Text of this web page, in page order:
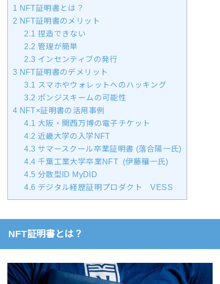
1 NFT証明書とは？
2 NFT証明書のメリット
2.1 捏造できない
2.2 管理が簡単
2.3 インセンティブの発行
3 NFT証明書のデメリット
3.1 スマホやウォレットへのハッキング
3.2 ポンジスキームの可能性
4 NFT×証明書の活用事例
4.1 大阪・関西万博の電子チケット
4.2 近畿大学の入学NFT
4.3 サマースクール卒業証明書 (落合陽一氏)
4.4 千葉工業大学卒業NFT (伊藤穰一氏)
4.5 分散型ID MyDID
4.6 デジタル経歴証明プロダクト VESS
NFT証明書とは？